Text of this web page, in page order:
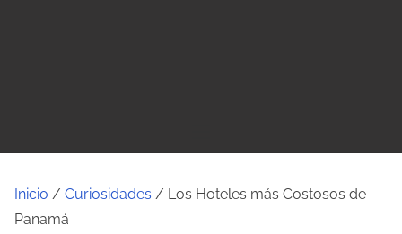
Inicio / Curiosidades / Los Hoteles más Costosos de
Panamá